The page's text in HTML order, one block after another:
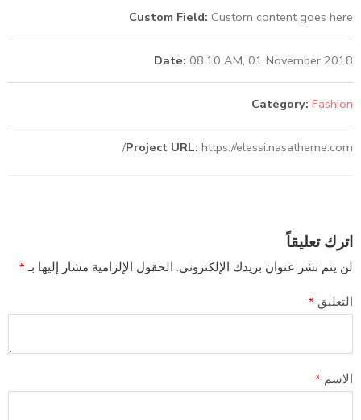
Custom Field: Custom content goes here
Date: 08.10 AM, 01 November 2018
Category: Fashion
Project URL: https://elessi.nasatheme.com/
اترك تعليقاً
لن يتم نشر عنوان بريدك الإلكتروني. الحقول الإلزامية مشار إليها بـ *
التعليق *
الاسم *